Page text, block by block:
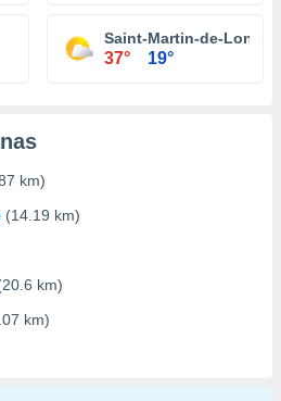
Saint-Martin-de-
37° 19°
km)
(14.19 km)
km)
km)